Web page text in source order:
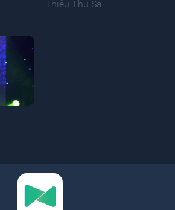
Thiều Thu Sa